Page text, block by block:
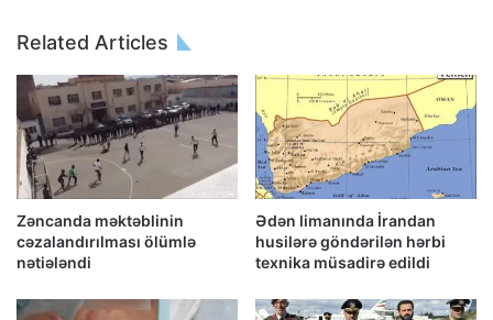
Related Articles
Zəncanda məktəblinin
cəzalandırılması ölümlə
nətiələndi
Ədən limanında İrandan
husilərə göndərilən hərbi
texnika müsadirə edildi